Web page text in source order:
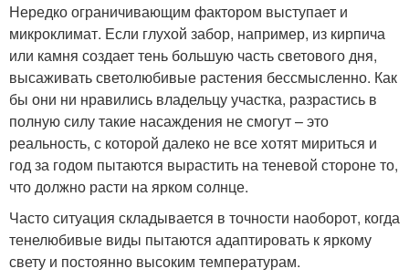
Нередко ограничивающим фактором выступает и
микроклимат. Если глухой забор, например, из кирпича
или камня создает тень большую часть светового дня,
высаживать светолюбивые растения бессмысленно. Как
бы они ни нравились владельцу участка, разрастись в
полную силу такие насаждения не смогут – это
реальность, с которой далеко не все хотят мириться и
год за годом пытаются вырастить на теневой стороне то,
что должно расти на ярком солнце.
Часто ситуация складывается в точности наоборот, когда
тенелюбивые виды пытаются адаптировать к яркому
свету и постоянно высоким температурам.